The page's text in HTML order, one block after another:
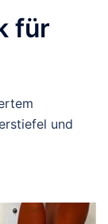
für
und